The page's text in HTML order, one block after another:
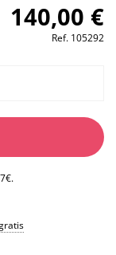
140,00 €
Ref. 105292